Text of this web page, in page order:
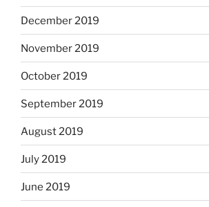
December 2019
November 2019
October 2019
September 2019
August 2019
July 2019
June 2019